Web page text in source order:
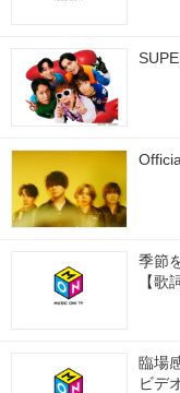
季節
【歌
臨場
ビデ